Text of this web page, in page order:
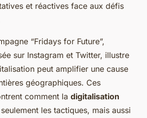
et réactives face aux défis
“Fridays for Future”,
sur Instagram et Twitter, illustre
peut amplifier une cause
géographiques. Ces
comment la digitalisation
les tactiques, mais aussi